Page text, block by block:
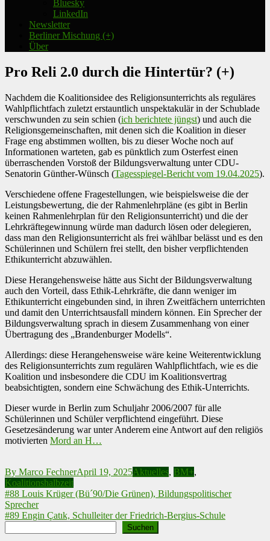
Bluesky
LinkedIn
Newsletter
Berliner Mischung (+)
Über
Pro Reli 2.0 durch die Hintertür? (+)
Nachdem die Koalitionsidee des Religionsunterrichts als reguläres
Wahlpflichtfach zuletzt erstauntlich unspektakulär in der Schublade
verschwunden zu sein schien (ich berichtete jüngst) und auch die
Religionsgemeinschaften, mit denen sich die Koalition in dieser
Frage eng abstimmen wollten, bis zu dieser Woche noch auf
Informationen warteten, gab es pünktlich zum Osterfest einen
überraschenden Vorstoß der Bildungsverwaltung unter CDU-
Senatorin Günther-Wünsch (Tagesspiegel-Bericht vom 19.04.2025).
Verschiedene offene Fragestellungen, wie beispielsweise die der
Leistungsbewertung, die der Rahmenlehrpläne (es gibt in Berlin
keinen Rahmenlehrplan für den Religionsunterricht) und die der
Lehrkräftegewinnung würde man dadurch lösen oder delegieren,
dass man den Religionsunterricht als frei wählbar belässt und es den
Schülerinnen und Schülern frei stellt, den bisher verpflichtenden
Ethikunterricht abzuwählen.
Diese Herangehensweise hätte aus Sicht der Bildungsverwaltung
auch den Vorteil, dass Ethik-Lehrkräfte, die dann weniger im
Ethikunterricht eingebunden sind, in ihren Zweitfächern unterrichten
und damit den Unterrichtsausfall mindern können. Ein Sprecher der
Bildungsverwaltung sprach in diesem Zusammenhang von einer
Übertragung des „Brandenburger Modells“.
Allerdings: diese Herangehensweise wäre keine Weiterentwicklung
des Religionsunterrichts zum regulären Wahlpflichtfach, wie es die
Koalition und insbesondere die CDU im Koalitionsvertrag
beabsichtigten, sondern eine Schwächung des Ethik-Unterrichts.
Dieser wurde in Berlin zum Schuljahr 2006/2007 für alle
Schülerinnen und Schüler verpflichtend eingeführt. Diese
Gesetzesänderung war unter Anderem eine Antwort auf den religiös
motivierten Mord an H…
By Marco FechnerApril 19, 2025Aktuelles, BM+,
Koalitionshalbzeit
Beitragsnavigation
#88 Louis Krüger (Bü´90/Die Grünen), Bildungspolitischer
Sprecher
#89 Engin Çatık, Schulleiter der Friedrich-Bergius-Schule
Suchen